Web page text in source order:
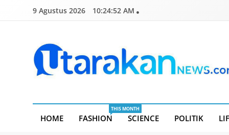
9 Agustus 2026 10:24:52 AM
HOME FASHION
THIS MONTH
SCIENCE POLITIK